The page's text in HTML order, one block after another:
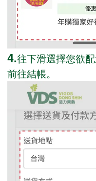
4.往下滑選擇您欲
前往結帳。